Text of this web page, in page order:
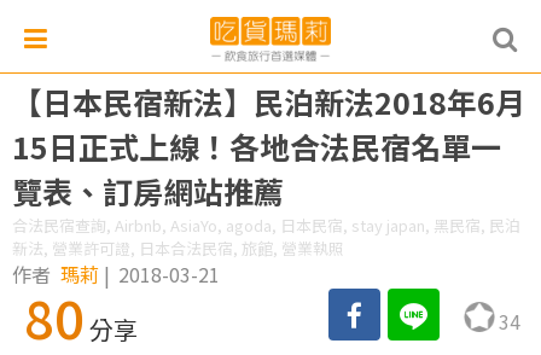
【日本民宿新法】民泊新法2018年6月
15日正式上線！各地合法民宿名單一
覽表、訂房網站推薦
合法民宿查詢, Airbnb, AsiaYo, agoda, 日本民宿, stay japan, 黑民宿, 民泊
新法, 營業許可證, 日本合法民宿, 旅館, 營業執照
作者 瑪莉 | 2018-03-21
80 分享 34